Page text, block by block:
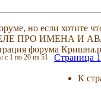
но если хотите
ПРО ИМЕНА И
форума
Страница
К
с 1 по 20 из 51